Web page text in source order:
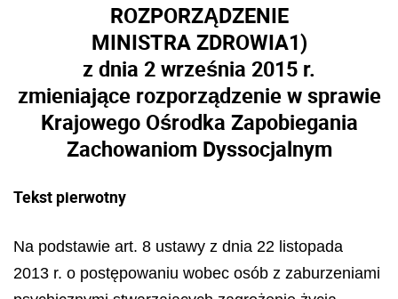
ROZPORZĄDZENIE
MINISTRA ZDROWIA1)
z dnia 2 września 2015 r.
zmieniające rozporządzenie w sprawie
Krajowego Ośrodka Zapobiegania
Zachowaniom Dyssocjalnym
Tekst pierwotny
Na podstawie art. 8 ustawy z dnia 22 listopada
2013 r. o postępowaniu wobec osób z zaburzeniami